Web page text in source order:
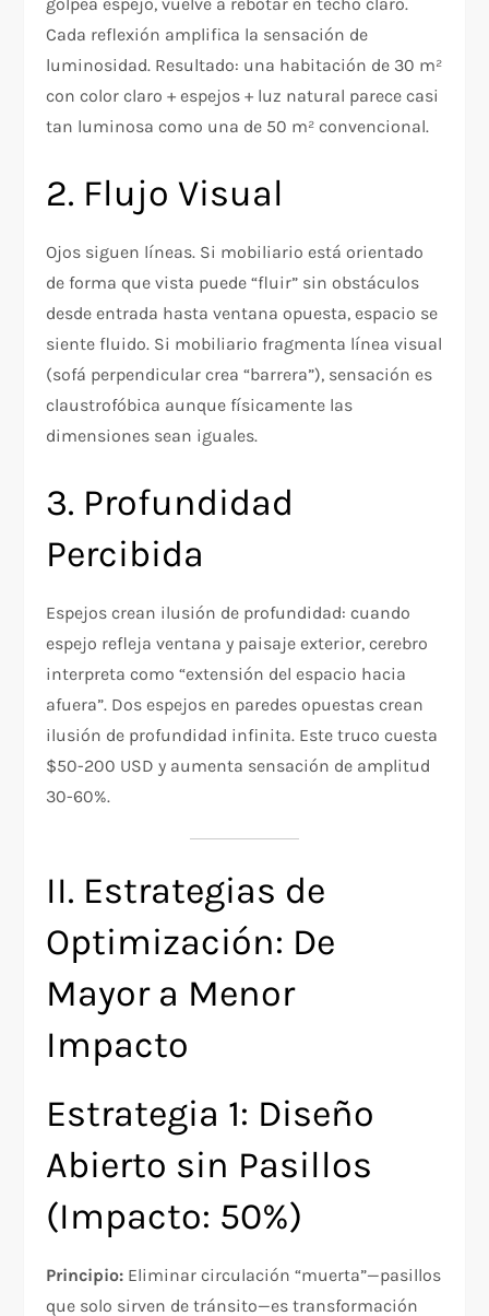
golpea espejo, vuelve a rebotar en techo claro.
Cada reflexión amplifica la sensación de
luminosidad. Resultado: una habitación de 30 m²
con color claro + espejos + luz natural parece casi
tan luminosa como una de 50 m² convencional.
2. Flujo Visual
Ojos siguen líneas. Si mobiliario está orientado
de forma que vista puede “fluir” sin obstáculos
desde entrada hasta ventana opuesta, espacio se
siente fluido. Si mobiliario fragmenta línea visual
(sofá perpendicular crea “barrera”), sensación es
claustrofóbica aunque físicamente las
dimensiones sean iguales.
3. Profundidad
Percibida
Espejos crean ilusión de profundidad: cuando
espejo refleja ventana y paisaje exterior, cerebro
interpreta como “extensión del espacio hacia
afuera”. Dos espejos en paredes opuestas crean
ilusión de profundidad infinita. Este truco cuesta
$50-200 USD y aumenta sensación de amplitud
30-60%.
II. Estrategias de
Optimización: De
Mayor a Menor
Impacto
Estrategia 1: Diseño
Abierto sin Pasillos
(Impacto: 50%)
Principio: Eliminar circulación “muerta”—pasillos
que solo sirven de tránsito—es transformación